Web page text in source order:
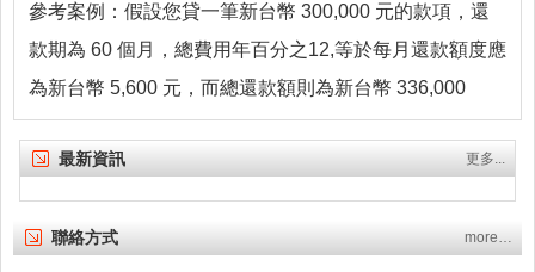
參考案例：假設您貸一筆新台幣 300,000 元的款項，還
款期為 60 個月，總費用年百分之12,等於每月還款額度應
為新台幣 5,600 元，而總還款額則為新台幣 336,000
最新資訊 更多...
聯絡方式 more…